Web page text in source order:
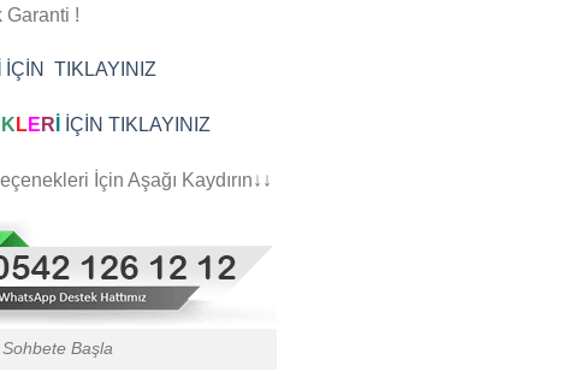
Garanti !
İÇİN TIKLAYINIZ
K LE R İÇİN TIKLAYINIZ
İçin Aşağı Kaydırın↓↓
Sohbete Başla